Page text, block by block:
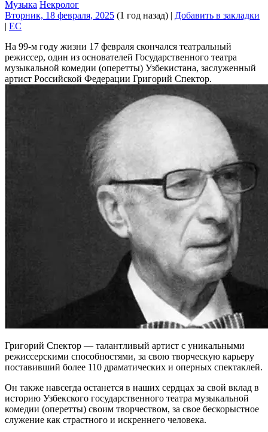
Музыка Некролог
Вторник, 18 февраля, 2025 (1 год назад) | Добавить в закладки
| EC
На 99-м году жизни 17 февраля скончался театральный
режиссер, один из основателей Государственного театра
музыкальной комедии (оперетты) Узбекистана, заслуженный
артист Российской Федерации Григорий Спектор.
Григорий Спектор — талантливый артист с уникальными
режиссерскими способностями, за свою творческую карьеру
поставивший более 110 драматических и оперных спектаклей.
Он также навсегда останется в наших сердцах за свой вклад в
историю Узбекского государственного театра музыкальной
комедии (оперетты) своим творчеством, за свое бескорыстное
служение как страстного и искреннего человека.